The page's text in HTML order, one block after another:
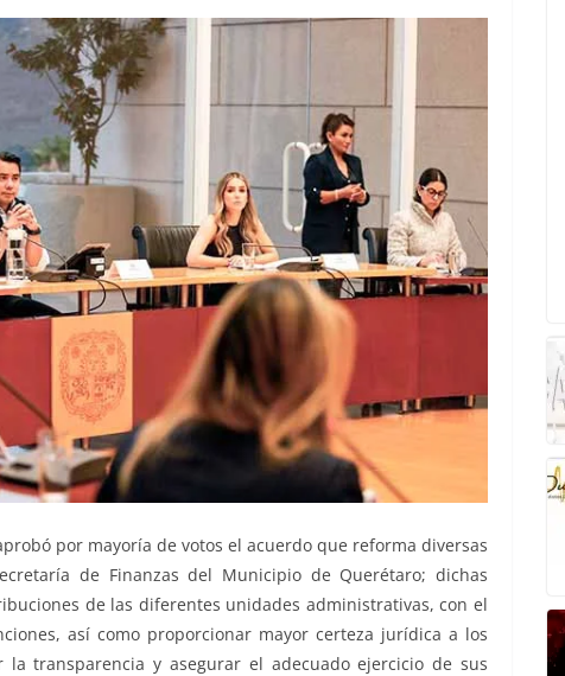
por mayoría de votos el acuerdo que reforma diversas
de Finanzas del Municipio de Querétaro; dichas
de las diferentes unidades administrativas, con el
así como proporcionar mayor certeza jurídica a los
transparencia y asegurar el adecuado ejercicio de sus